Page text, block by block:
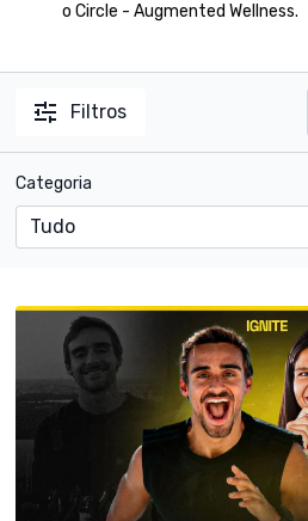
o Circle - Augmented Wellness.
Filtros
Categoria